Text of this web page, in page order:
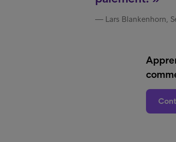
Lars Blankenhorn,